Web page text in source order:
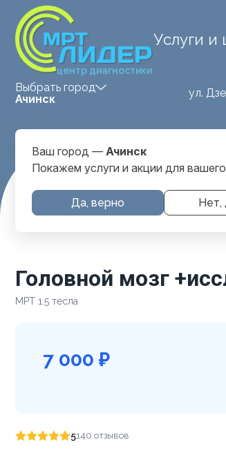
центр диагностики
Услуги и
Выбрать город
Ачинск
ул.
Ваш город — Ачинск
Покажем услуги и акции для
Да, верно Нет,
Услуги и цены МРТ Головы
Головной мозг
МРТ 1.5 тесла
7 000 ₽
5140 отзывов